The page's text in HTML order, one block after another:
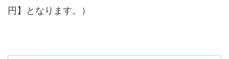
円】となります。）